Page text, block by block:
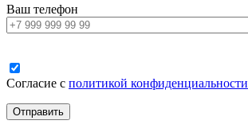
Ваш телефон
Согласие с политикой конфиденциальности